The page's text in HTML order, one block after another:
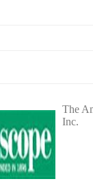
The
Inc.